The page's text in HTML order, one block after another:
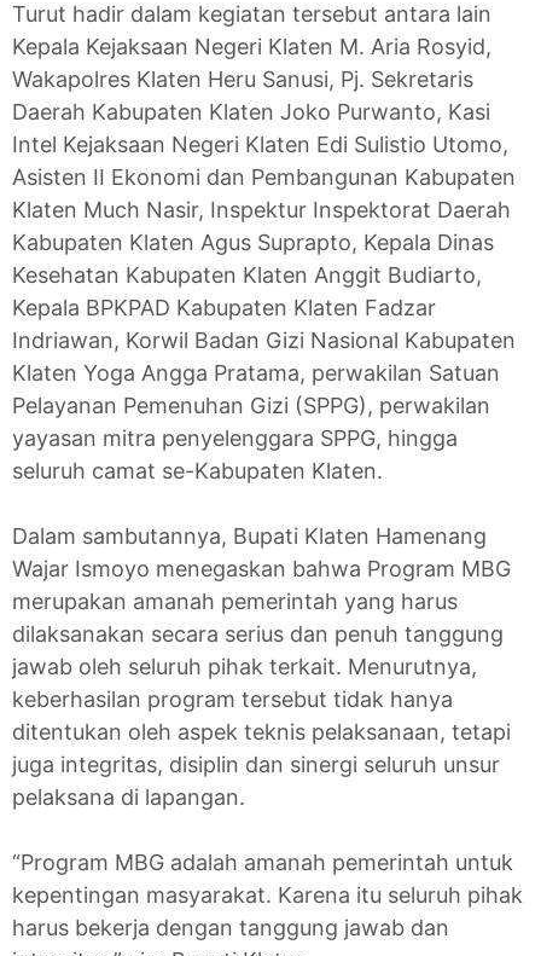
Turut hadir dalam kegiatan tersebut antara lain
Kepala Kejaksaan Negeri Klaten M. Aria Rosyid,
Wakapolres Klaten Heru Sanusi, Pj. Sekretaris
Daerah Kabupaten Klaten Joko Purwanto, Kasi
Intel Kejaksaan Negeri Klaten Edi Sulistio Utomo,
Asisten II Ekonomi dan Pembangunan Kabupaten
Klaten Much Nasir, Inspektur Inspektorat Daerah
Kabupaten Klaten Agus Suprapto, Kepala Dinas
Kesehatan Kabupaten Klaten Anggit Budiarto,
Kepala BPKPAD Kabupaten Klaten Fadzar
Indriawan, Korwil Badan Gizi Nasional Kabupaten
Klaten Yoga Angga Pratama, perwakilan Satuan
Pelayanan Pemenuhan Gizi (SPPG), perwakilan
yayasan mitra penyelenggara SPPG, hingga
seluruh camat se-Kabupaten Klaten.
Dalam sambutannya, Bupati Klaten Hamenang
Wajar Ismoyo menegaskan bahwa Program MBG
merupakan amanah pemerintah yang harus
dilaksanakan secara serius dan penuh tanggung
jawab oleh seluruh pihak terkait. Menurutnya,
keberhasilan program tersebut tidak hanya
ditentukan oleh aspek teknis pelaksanaan, tetapi
juga integritas, disiplin dan sinergi seluruh unsur
pelaksana di lapangan.
“Program MBG adalah amanah pemerintah untuk
kepentingan masyarakat. Karena itu seluruh pihak
harus bekerja dengan tanggung jawab dan